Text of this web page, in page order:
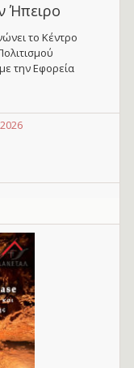
Ήπειρο
το Κέντρο
την Εφορεία